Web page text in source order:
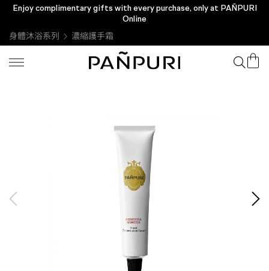
Enjoy complimentary gifts with every purchase, only at PAÑPURI
Online
Check the validity of your e-voucher Click
身體沐浴系列
濃縮護手霜